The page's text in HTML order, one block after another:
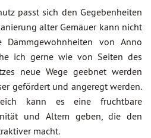
passt sich den Gegebenheiten
alter Gemäuer kann nicht
von Anno
ich gerne wie von Seiten des
neue Wege geebnet werden
gefördert und angeregt werden.
kann es eine fruchtbare
und Altem geben, die den
macht.